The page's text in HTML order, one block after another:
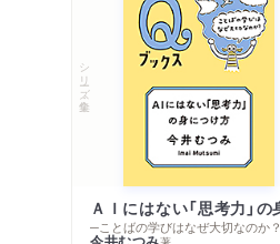
シリーズ・全集
─ことばの学びはなぜ大切なのか？